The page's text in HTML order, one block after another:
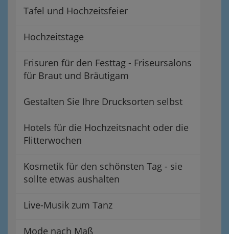
Tafel und Hochzeitsfeier
Hochzeitstage
Frisuren für den Festtag - Friseursalons
für Braut und Bräutigam
Gestalten Sie Ihre Drucksorten selbst
Hotels für die Hochzeitsnacht oder die
Flitterwochen
Kosmetik für den schönsten Tag - sie
sollte etwas aushalten
Live-Musik zum Tanz
Mode nach Maß